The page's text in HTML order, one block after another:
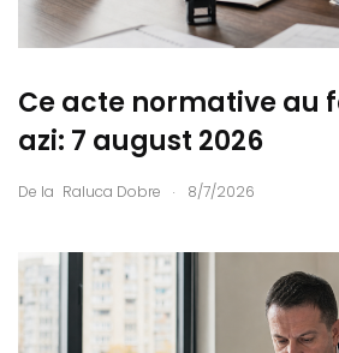
Ce acte normative au
azi: 7 august 2026
De la Raluca Dobre . 8/7/2026